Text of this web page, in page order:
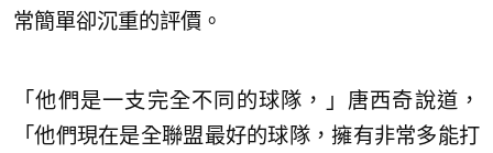
常簡單卻沉重的評價。
「他們是一支完全不同的球隊，」唐西奇說道，
「他們現在是全聯盟最好的球隊，擁有非常多能打